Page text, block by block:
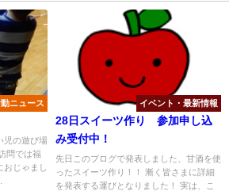
ニュース
児の遊び場
問では福
おじゃまし
イベント・最新情報
28日スイーツ作り 参加申し込
み受付中！
先日このブログで発表しました、甘酒を使
ったスイーツ作り！！ 漸く皆さまに詳細
を発表する運びとなりました！ 実は、こ